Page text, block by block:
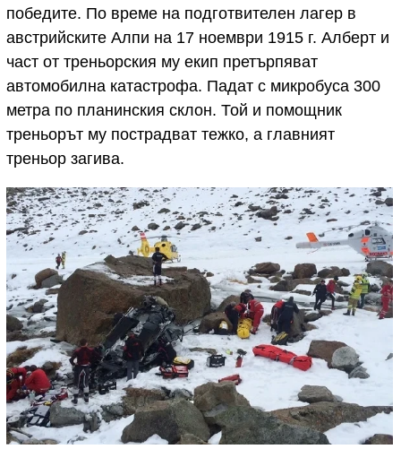
победите. По време на подготвителен лагер в
австрийските Алпи на 17 ноември 1915 г. Алберт и
част от треньорския му екип претърпяват
автомобилна катастрофа. Падат с микробуса 300
метра по планинския склон. Той и помощник
треньорът му пострадват тежко, а главният
треньор загива.